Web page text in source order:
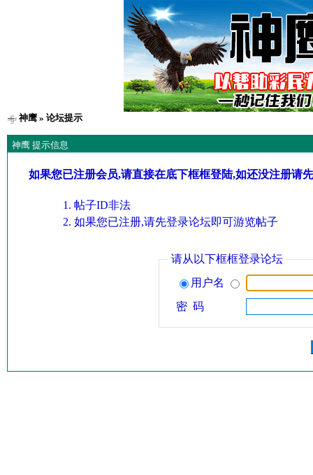
神鹰» 论坛提示
神鹰 提示信息
如果您已注册会员,请直接在底下框框登陆,如还没注册请
帖子ID非法
如果您已注册,请先登录论坛即可游览帖子
请从以下框框登录论坛
用户名
密 码